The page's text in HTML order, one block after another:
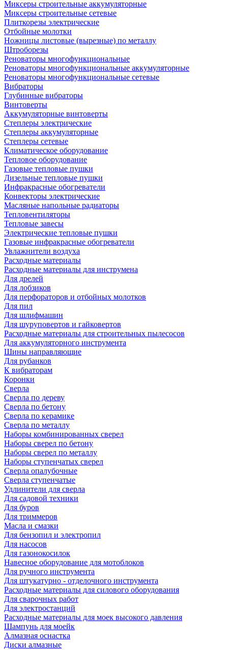
Миксеры строительные аккумуляторные
Миксеры строительные сетевые
Плиткорезы электрические
Отбойные молотки
Ножницы листовые (вырезные) по металлу
Штроборезы
Реноваторы многофункциональные
Реноваторы многофункциональные аккумуляторные
Реноваторы многофункциональные сетевые
Вибраторы
Глубинные вибраторы
Винтоверты
Аккумуляторные винтоверты
Степлеры электрические
Степлеры аккумуляторные
Степлеры сетевые
Климатическое оборудование
Тепловое оборудование
Газовые тепловые пушки
Дизельные тепловые пушки
Инфракрасные обогреватели
Конвекторы электрические
Масляные напольные радиаторы
Тепловентиляторы
Тепловые завесы
Электрические тепловые пушки
Газовые инфракрасные обогреватели
Увлажнители воздуха
Расходные материалы
Расходные материалы для инструмена
Для дрелей
Для лобзиков
Для перфораторов и отбойных молотков
Для пил
Для шлифмашин
Для шуруповертов и гайковертов
Расходные материалы для строительных пылесосов
Для аккумуляторного инструмента
Шины направляющие
Для рубанков
К вибраторам
Коронки
Сверла
Сверла по дереву
Сверла по бетону
Сверла по керамике
Сверла по металлу
Наборы комбинированных сверел
Наборы сверел по бетону
Наборы сверел по металлу
Наборы ступенчатых сверел
Сверла опалубочные
Сверла ступенчатые
Удлинители для сверла
Для садовой техники
Для буров
Для триммеров
Масла и смазки
Для бензопил и электропил
Для насосов
Для газонокосилок
Навесное оборудование для мотоблоков
Для ручного инструмента
Для штукатурно - отделочного инструмента
Расходные материалы для силового оборудования
Для сварочных работ
Для электростанций
Расходные материалы для моек высокого давления
Шампунь для моейк
Алмазная оснастка
Диски алмазные